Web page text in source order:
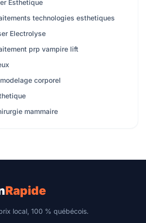
Esthetique
technologies esthetiques
Electrolyse
prp vampire lift
corporel
mammaire
Rapide
local, 100 % québécois.